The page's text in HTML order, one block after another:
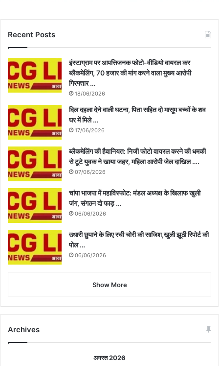
Recent Posts
इंस्टाग्राम पर आपत्तिजनक फोटो-वीडियो वायरल कर
ब्लैकमेलिंग, 70 हजार की मांग करने वाला मुख्य आरोपी
गिरफ्तार …
18/06/2026
दिल दहला देने वाली घटना, पिता सहित दो मासूम बच्चों के शव
घर में मिले …
17/06/2026
ब्लैकमेलिंग की हैवानियत: निजी फोटो वायरल करने की धमकी
से टूटे युवक ने खाया जहर, महिला आरोपी जेल दाखिल ….
07/06/2026
चांपा भाजपा में महाविस्फोट: मंडल अध्यक्ष के खिलाफ खुली
जंग, संगठन दो फाड़ …
06/06/2026
उधारी छुपाने के लिए रची चोरी की साजिश,खुली झूठी रिपोर्ट की
पोल …
06/06/2026
Show More
Archives
अगस्त 2026